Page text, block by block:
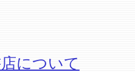
について